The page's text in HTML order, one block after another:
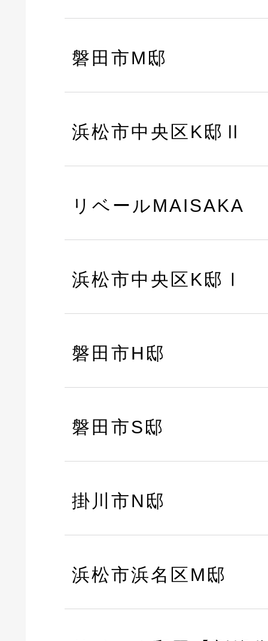
磐田市M邸
浜松市中央区K邸Ⅱ
リベールMAISAKA
浜松市中央区K邸Ⅰ
磐田市H邸
磐田市S邸
掛川市N邸
浜松市浜名区M邸